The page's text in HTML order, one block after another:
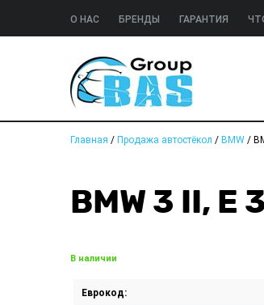
О НАС БРЕНДЫ ГАРАНТИЯ
Главная / Продажа автостёкол / BMW /
BMW 3 II,
В наличии
Еврокод: